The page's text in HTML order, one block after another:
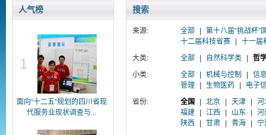
人气榜
1
面向“十二五”规划的四川省现
代服务业现状调查与...
搜索
来源: 全部
第十八届“挑战杯”
十二届科技省赛
十一届
大类:
全部 自然科学类
哲
小类:
全部 机械与控制
信
管理
生物医药
电子
省份:
全国 北京 天津
河
福建
江西 山东
河
陕西
甘肃 青海
宁